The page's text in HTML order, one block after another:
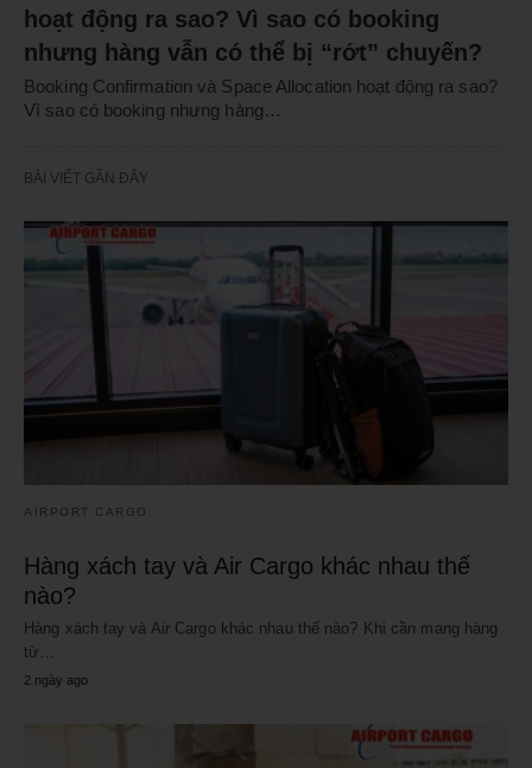
hoạt động ra sao? Vì sao có booking
nhưng hàng vẫn có thể bị “rớt” chuyến?
Booking Confirmation và Space Allocation hoạt động ra sao?
Vì sao có booking nhưng hàng…
BÀI VIẾT GẦN ĐÂY
AIRPORT CARGO
Hàng xách tay và Air Cargo khác nhau thế
nào?
Hàng xách tay và Air Cargo khác nhau thế nào? Khi cần mang hàng
từ…
2 ngày ago